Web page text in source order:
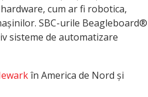
cum ar fi robotica,
SBC-urile Beagleboard®
sisteme de automatizare
în America de Nord și